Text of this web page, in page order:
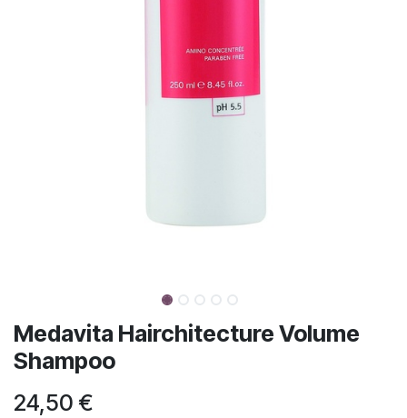
Medavita Hairchitecture Volume
Shampoo
24,50 €